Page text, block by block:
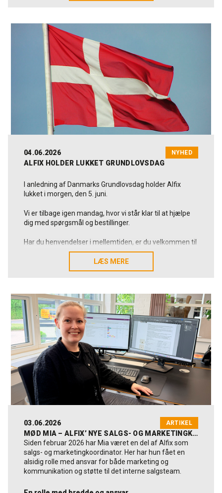
noget, vi sætter stor pris på.
Som dansk og familieejet producent arbejder vi hver
dag for at levere løsninger, der holder, og som skaber
værdi i praksis. Det gælder også hen over sommeren,
hvor vi fortsat står klar til at hjælpe, når der er brug for
Vi håber, at den kommende tid byder på både
afslapning, mindeværdige oplevelser og fornyet energi
04.06.2026 NYHED
ALFIX HOLDER LUKKET GRUNDLOVSDAG
I anledning af Danmarks Grundlovsdag holder Alfix
lukket i morgen, den 5. juni.
Vi er tilbage igen mandag, hvor vi står klar til at hjælpe
dig med spørgsmål og bestillinger.
Har du henvendelser i mellemtiden, er du velkommen til
at skrive til os på alfix@alfix.dk, så vender vi tilbage
LÆS MERE
LÆS MERE
03.06.2026 ARTIKEL
MØD MIA – ALFIX’ NYE SALGS- OG MARKETINGKOORDINATOR
Siden februar 2026 har Mia været en del af Alfix som
salgs- og marketingkoordinator. Her har hun fået en
alsidig rolle med ansvar for både marketing og
kommunikation og støtte til det interne salgsteam.